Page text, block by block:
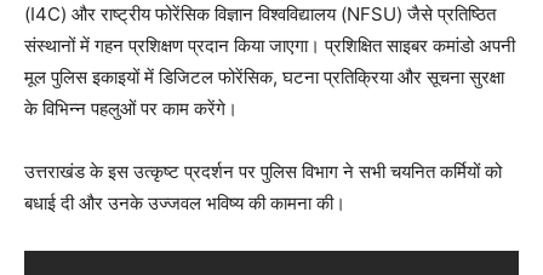
(I4C) और राष्ट्रीय फोरेंसिक विज्ञान विश्वविद्यालय (NFSU) जैसे प्रतिष्ठित
संस्थानों में गहन प्रशिक्षण प्रदान किया जाएगा। प्रशिक्षित साइबर कमांडो अपनी
मूल पुलिस इकाइयों में डिजिटल फोरेंसिक, घटना प्रतिक्रिया और सूचना सुरक्षा
के विभिन्न पहलुओं पर काम करेंगे।
उत्तराखंड के इस उत्कृष्ट प्रदर्शन पर पुलिस विभाग ने सभी चयनित कर्मियों को
बधाई दी और उनके उज्जवल भविष्य की कामना की।